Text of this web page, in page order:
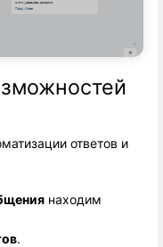
ответов и
находим
.